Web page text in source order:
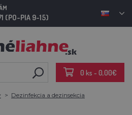
(PO-PIA 9-15)
0 ks - 0,00€
Dezinfekcia a dezinsekcia